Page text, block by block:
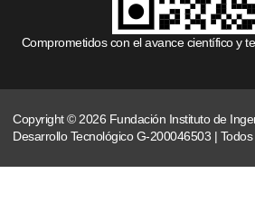
Comprometidos con el avance científico y
Copyright © 2026 Fundación Instituto de
Desarrollo Tecnológico G-200046503 |